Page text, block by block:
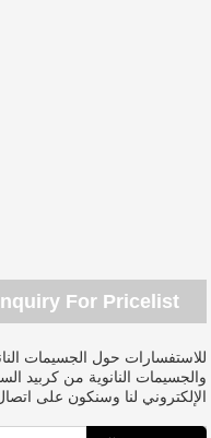
For Pricelist
للاستفسارات حول الجسيمات
والجسيمات النانوية من كربيد
الإلكتروني لنا وسنكون على اتصال